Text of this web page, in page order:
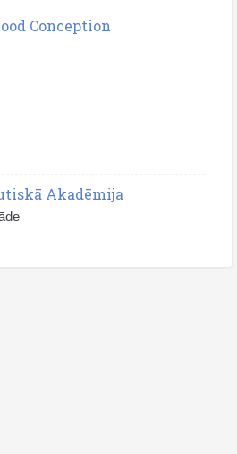
Conception
Akadēmija